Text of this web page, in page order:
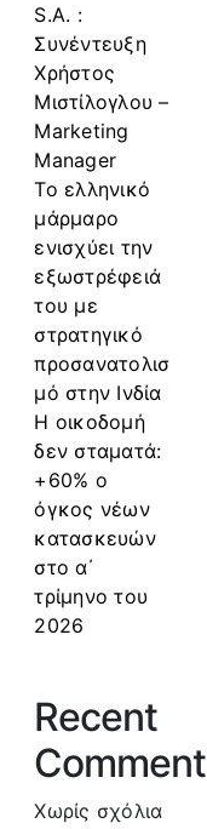
S.A. :
Συνέντευξη
Χρήστος
Μιστίλογλου –
Marketing
Manager
Το ελληνικό
μάρμαρο
ενισχύει την
εξωστρέφειά
του με
στρατηγικό
προσανατολισ
μό στην Ινδία
Η οικοδομή
δεν σταματά:
+60% ο
όγκος νέων
κατασκευών
στο α΄
τρίμηνο του
2026
Recent
Χωρίς σχόλια